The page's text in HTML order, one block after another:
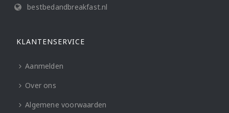
bestbedandbreakfast.nl
KLANTENSERVICE
Aanmelden
Over ons
Algemene voorwaarden